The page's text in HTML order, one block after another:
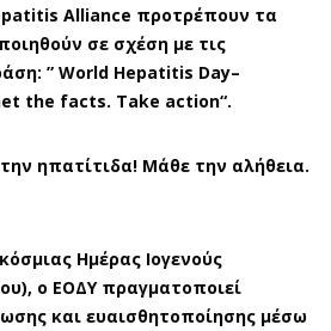
Alliance προτρέπουν τα
σε σχέση με τις
” World Hepatitis Day–
the facts. Take action“.
ηπατίτιδα! Μάθε την αλήθεια.
Ημέρας Ιογενούς
ο ΕΟΔΥ πραγματοποιεί
και ευαισθητοποίησης μέσω